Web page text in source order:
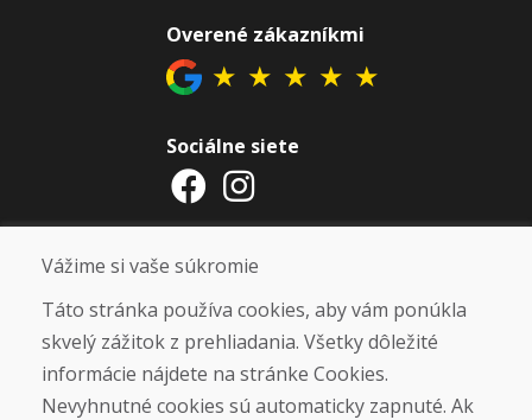
Overené zákazníkmi
★ ★ ★ ★ ★
Sociálne siete
Otváracie hodiny
UKONČENÁ. ĎAKUJEME VÁM ZA
PRIAZEŇ A TEŠÍME SA NA VÁS OPÄŤ
OD 14. 9. 2026.
Vážime si vaše súkromie
Táto stránka používa cookies, aby vám ponúkla
skvelý zážitok z prehliadania. Všetky dôležité
informácie nájdete na stránke Cookies.
Nevyhnutné cookies sú automaticky zapnuté. Ak